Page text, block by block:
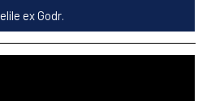
ex Godr.